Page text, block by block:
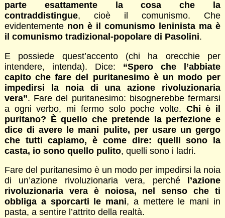
parte esattamente la cosa che la
contraddistingue, cioè il comunismo. Che
evidentemente non è il comunismo leninista ma è
il comunismo tradizional-popolare di Pasolini.
E possiede quest’accento (chi ha orecchie per
intendere, intenda). Dice: “Spero che l’abbiate
capito che fare del puritanesimo è un modo per
impedirsi la noia di una azione rivoluzionaria
vera”. Fare del puritanesimo: bisognerebbe fermarsi
a ogni verbo, mi fermo solo poche volte. Chi è il
puritano? È quello che pretende la perfezione e
dice di avere le mani pulite, per usare un gergo
che tutti capiamo, è come dire: quelli sono la
casta, io sono quello pulito, quelli sono i ladri.
Fare del puritanesimo è un modo per impedirsi la noia
di un’azione rivoluzionaria vera, perché
l’azione
rivoluzionaria vera è noiosa, nel senso che ti
obbliga a sporcarti le mani, a mettere le mani in
pasta, a sentire l’attrito della realtà.